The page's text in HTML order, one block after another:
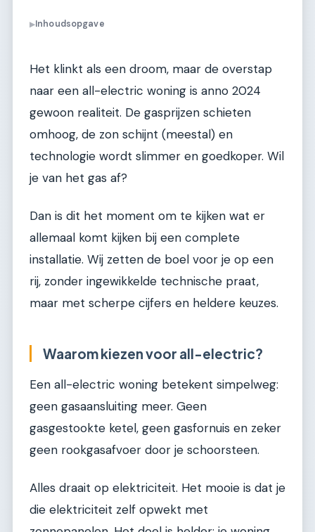
▶Inhoudsopgave
Het klinkt als een droom, maar de overstap
naar een all-electric woning is anno 2024
gewoon realiteit. De gasprijzen schieten
omhoog, de zon schijnt (meestal) en
technologie wordt slimmer en goedkoper. Wil
je van het gas af?
Dan is dit het moment om te kijken wat er
allemaal komt kijken bij een complete
installatie. Wij zetten de boel voor je op een
rij, zonder ingewikkelde technische praat,
maar met scherpe cijfers en heldere keuzes.
Waarom kiezen voor all-electric?
Een all-electric woning betekent simpelweg:
geen gasaansluiting meer. Geen
gasgestookte ketel, geen gasfornuis en zeker
geen rookgasafvoer door je schoorsteen.
Alles draait op elektriciteit. Het mooie is dat je
die elektriciteit zelf opwekt met